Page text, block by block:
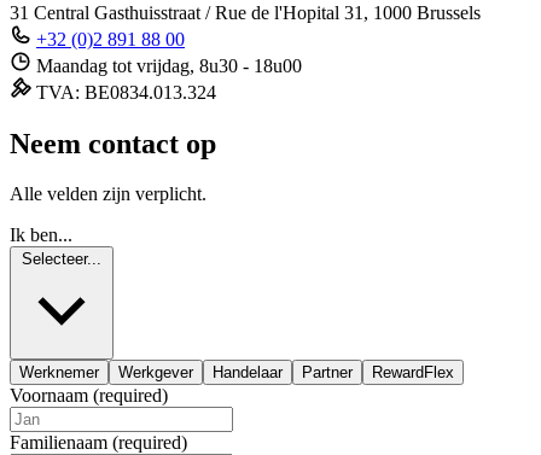
31 Central Gasthuisstraat / Rue de l'Hopital 31, 1000 Brussels
+32 (0)2 891 88 00
Maandag tot vrijdag, 8u30 - 18u00
TVA: BE0834.013.324
Neem contact op
Alle velden zijn verplicht.
Ik ben...
Selecteer...
Werknemer Werkgever Handelaar Partner RewardFlex
Voornaam (required)
Familienaam (required)